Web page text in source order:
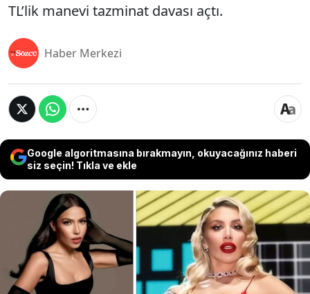
TL’lik manevi tazminat davası açtı.
Haber Merkezi
Google algoritmasına bırakmayın, okuyacağınız haberi
siz seçin! Tıkla ve ekle
Ünlü şarkıcılar Burcu Güneş ve İrem Derici
arasındaki polemik yargıya taşındı. Güneş,
Derici’nin açıklamalarının ardından 250 bin